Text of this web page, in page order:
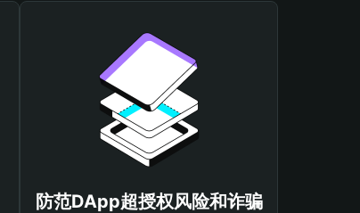
防范DApp超授权风险和诈骗